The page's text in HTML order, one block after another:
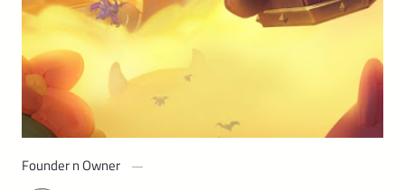
Founder n Owner